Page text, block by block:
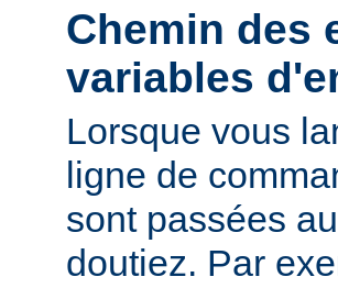
Chemin des
variables
Lorsque vous
ligne de
sont passées
doutiez. Par